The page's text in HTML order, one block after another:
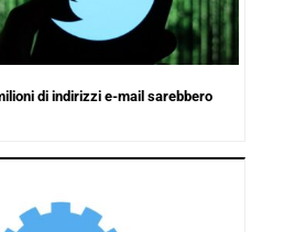
di indirizzi e-mail sarebbero